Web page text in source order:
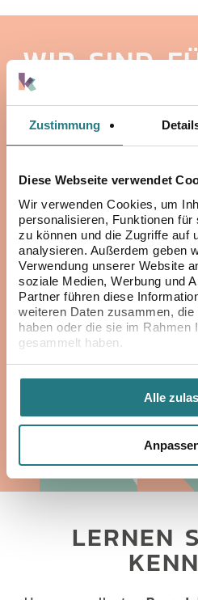
Zustimmung
Diese Webseite verwendet
Wir verwenden Cookies, um
personalisieren, Funktionen
zu können und die Zugriffe auf
analysieren. Außerdem geben
Verwendung unserer Website
soziale Medien, Werbung und
Partner führen diese
weiteren Daten zusammen,
haben oder die sie im Rahmen
gesammelt haben.
Alle
WIR SIND
Wenn Sie mehr über uns
haben oder einen
Kinderwunschzentrum
mit uns auf. Wir werden
LERNEN